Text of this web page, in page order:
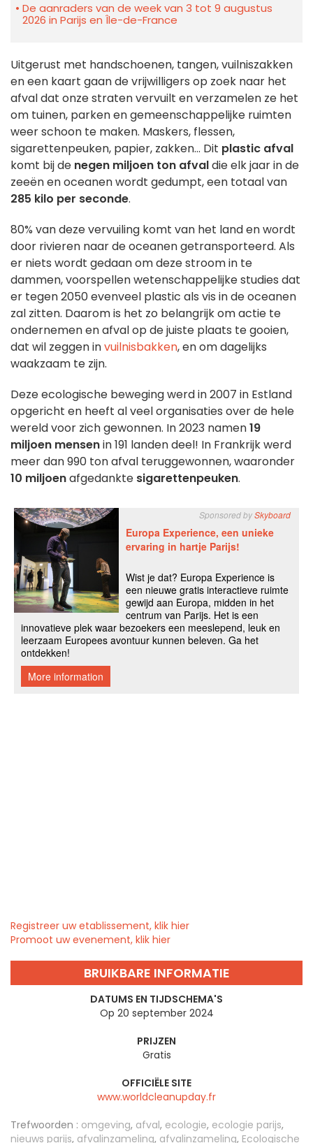
De aanraders van de week van 3 tot 9 augustus
2026 in Parijs en Île-de-France
Uitgerust met handschoenen, tangen, vuilniszakken
en een kaart gaan de vrijwilligers op zoek naar het
afval dat onze straten vervuilt en verzamelen ze het
om tuinen, parken en gemeenschappelijke ruimten
weer schoon te maken. Maskers, flessen,
sigarettenpeuken, papier, zakken... Dit plastic afval
komt bij de negen miljoen ton afvaldie elk jaar in de
zeeën en oceanen wordt gedumpt, een totaal van
285 kilo per seconde.
80% van deze vervuiling komt van het land en wordt
door rivieren naar de oceanen getransporteerd. Als
er niets wordt gedaan om deze stroom in te
dammen, voorspellen wetenschappelijke studies dat
er tegen 2050 evenveel plastic als vis in de oceanen
zal zitten. Daarom is het zo belangrijk om actie te
ondernemen en afval op de juiste plaats te gooien,
dat wil zeggen invuilnisbakken, en om dagelijks
waakzaam te zijn.
Deze ecologische beweging werd in 2007 in Estland
opgericht en heeft al veel organisaties over de hele
wereld voor zich gewonnen. In 2023 namen19
miljoen mensenin 191 landen deel! In Frankrijk werd
meer dan 990 ton afval teruggewonnen, waaronder
10 miljoenafgedankte sigarettenpeuken.
Registreer uw etablissement, klik hier
Promoot uw evenement, klik hier
BRUIKBARE INFORMATIE
DATUMS EN TIJDSCHEMA'S
Op 20 september 2024
PRIJZEN
Gratis
OFFICIËLE SITE
www.worldcleanupday.fr
Trefwoorden : omgeving, afval, ecologie, ecologie parijs,
nieuws parijs, afvalinzameling, afvalinzameling, Ecologische